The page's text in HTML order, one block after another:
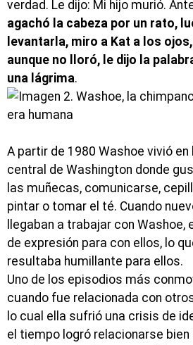
verdad. Le dijo: Mi hijo murió.
agachó la cabeza por un rato,
levantarla, miro a Kat a los
aunque no lloró, le dijo la
una lágrima.
A partir de 1980 Washoe vivió en
central de Washington donde
las muñecas, comunicarse,
pintar o tomar el té. Cuando
llegaban a trabajar con Washoe,
de expresión para con ellos, lo
resultaba humillante para ellos.
Uno de los episodios más
cuando fue relacionada con
lo cual ella sufrió una crisis de
el tiempo logró relacionarse bien